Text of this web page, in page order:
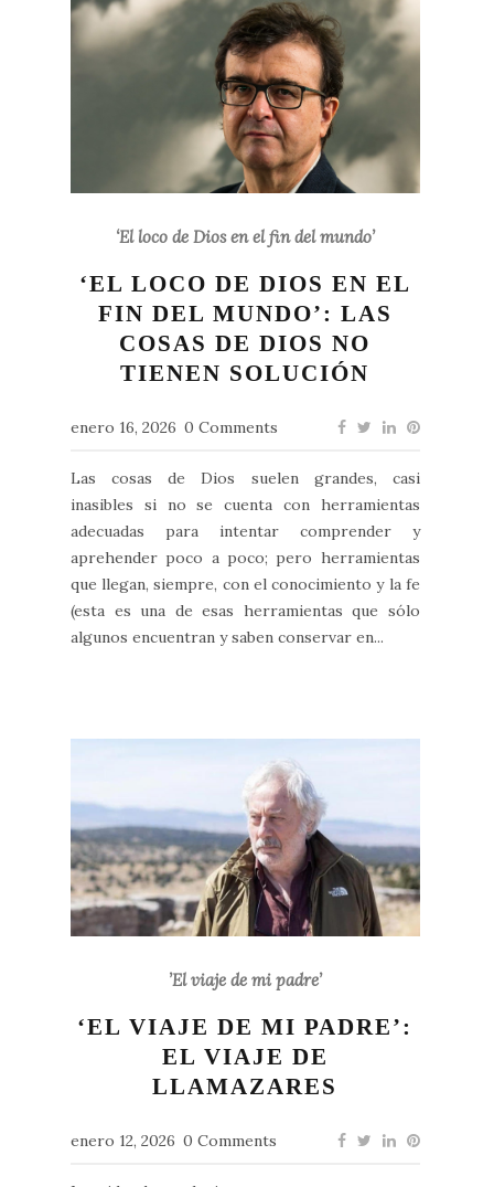
‘El loco de Dios en el fin del mundo’
‘EL LOCO DE DIOS EN EL
FIN DEL MUNDO’: LAS
COSAS DE DIOS NO
TIENEN SOLUCIÓN
enero 16, 2026 0 Comments
Las cosas de Dios suelen grandes, casi
inasibles si no se cuenta con herramientas
adecuadas para intentar comprender y
aprehender poco a poco; pero herramientas
que llegan, siempre, con el conocimiento y la fe
(esta es una de esas herramientas que sólo
algunos encuentran y saben conservar en...
’El viaje de mi padre’
‘EL VIAJE DE MI PADRE’:
EL VIAJE DE
LLAMAZARES
enero 12, 2026 0 Comments